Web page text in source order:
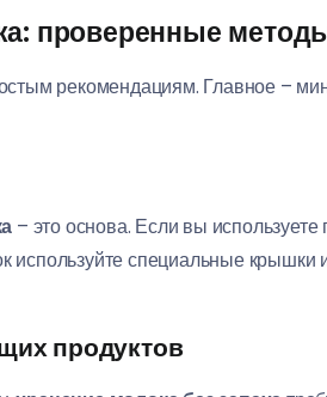
проверенные
рекомендациям. Главное –
– это основа. Если вы используете
используйте специальные
продуктов